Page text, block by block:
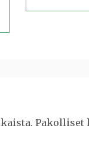
Pakolliset